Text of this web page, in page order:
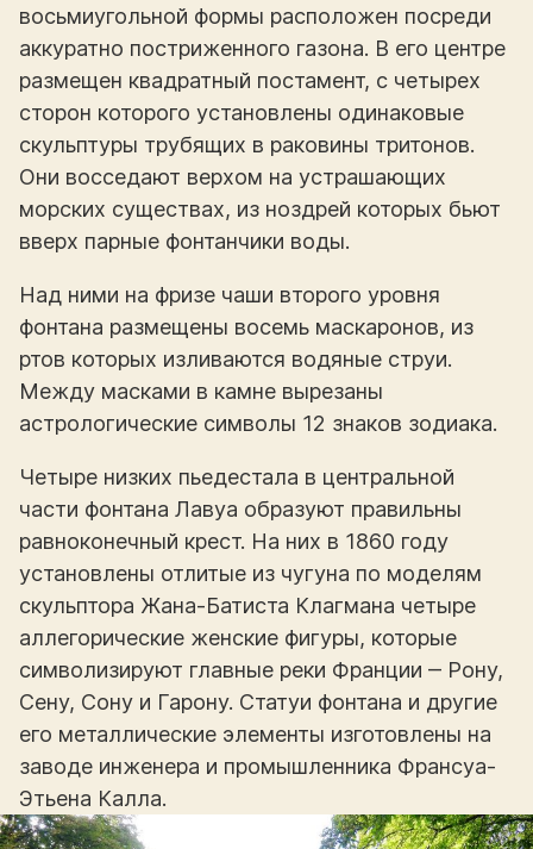
восьмиугольной формы расположен посреди
аккуратно постриженного газона. В его центре
размещен квадратный постамент, с четырех
сторон которого установлены одинаковые
скульптуры трубящих в раковины тритонов.
Они восседают верхом на устрашающих
морских существах, из ноздрей которых бьют
вверх парные фонтанчики воды.
Над ними на фризе чаши второго уровня
фонтана размещены восемь маскаронов, из
ртов которых изливаются водяные струи.
Между масками в камне вырезаны
астрологические символы 12 знаков зодиака.
Четыре низких пьедестала в центральной
части фонтана Лавуа образуют правильны
равноконечный крест. На них в 1860 году
установлены отлитые из чугуна по моделям
скульптора Жана-Батиста Клагмана четыре
аллегорические женские фигуры, которые
символизируют главные реки Франции ‒ Рону,
Сену, Сону и Гарону. Статуи фонтана и другие
его металлические элементы изготовлены на
заводе инженера и промышленника Франсуа-
Этьена Калла.